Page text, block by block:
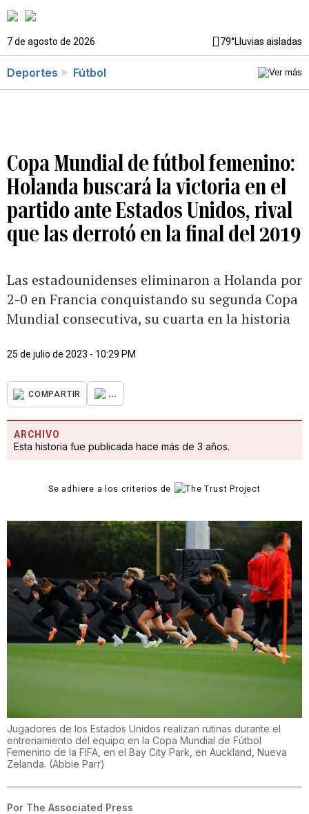
7 de agosto de 2026 79°Lluvias aisladas
Deportes Fútbol
Copa Mundial de fútbol femenino:
Holanda buscará la victoria en el
partido ante Estados Unidos, rival
que las derrotó en la final del 2019
Las estadounidenses eliminaron a Holanda por
2-0 en Francia conquistando su segunda Copa
Mundial consecutiva, su cuarta en la historia
25 de julio de 2023 - 10:29 PM
COMPARTIR ...
ARCHIVO
Esta historia fue publicada hace más de 3 años.
Se adhiere a los criterios de
Jugadores de los Estados Unidos realizan rutinas durante el
entrenamiento del equipo en la Copa Mundial de Fútbol
Femenino de la FIFA, en el Bay City Park, en Auckland, Nueva
Zelanda. (Abbie Parr)
Por The Associated Press